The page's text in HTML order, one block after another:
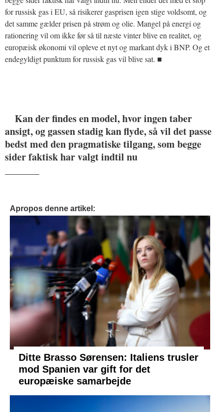
for russisk gas i EU, så risikerer gasprisen igen stige voldsomt, og
det samme gælder prisen på strøm og olie. Mangel på energi og
rationering vil om ikke før så til næste vinter blive en realitet, og
europæisk økonomi vil opleve et nyt og markant dyk i BNP. Og et
endegyldigt punktum for russisk gas vil blive sat. ■
Kan der findes en model, hvor ingen taber
ansigt, og gassen stadig kan flyde, så vil det passe
bedst med den pragmatiske tilgang, som begge
sider faktisk har valgt indtil nu
Apropos denne artikel:
Ditte Brasso Sørensen: Italiens trusler
mod Spanien var gift for det
europæiske samarbejde